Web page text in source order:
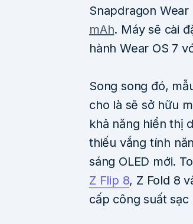
Snapdragon
mAh. Máy sẽ cài
hành Wear OS 7
Song song đó,
cho là sẽ sở hữu
khả năng hiển thị
thiếu vắng tính
sáng OLED mới.
Z Flip 8, Z Fold 8
cấp công suất